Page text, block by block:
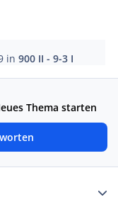
in900 II - 9-3 I
Thema starten